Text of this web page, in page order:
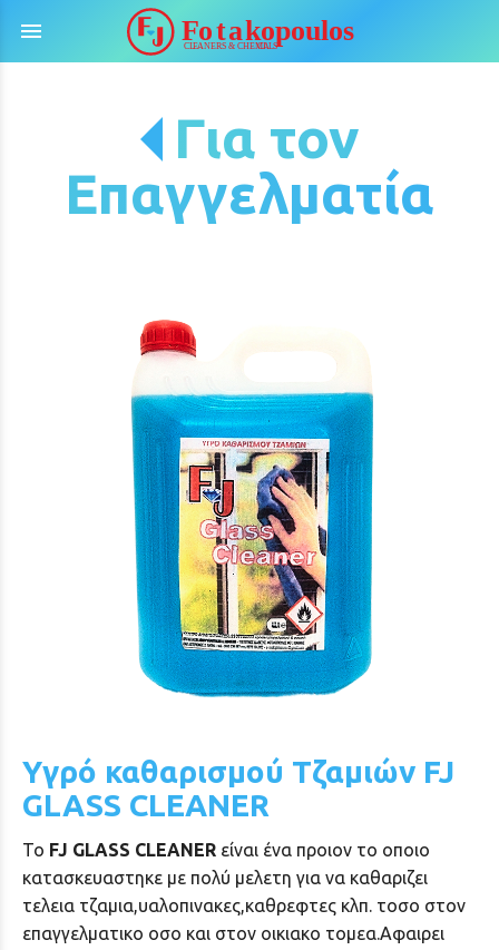
menu
Για τον
Επαγγελματία
Υγρό καθαρισμού Τζαμιών FJ
GLASS CLEANER
Το FJ GLASS CLEANER είναι ένα προιον το οποιο
κατασκευαστηκε με πολύ μελετη για να καθαριζει
τελεια τζαμια,υαλοπινακες,καθρεφτες κλπ. τοσο στον
επαγγελματικο οσο και στον οικιακο τομεα.Αφαιρει